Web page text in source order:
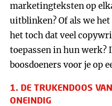
marketingteksten op
uitblinken? Of als we
het toch dat veel
toepassen in hun werk?
boosdoeners voor je op
1. DE TRUKENDOOS
ONEINDIG